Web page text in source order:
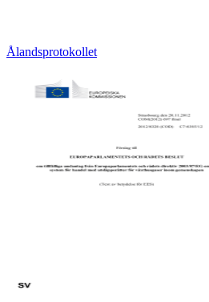
Ålandsprotokollet